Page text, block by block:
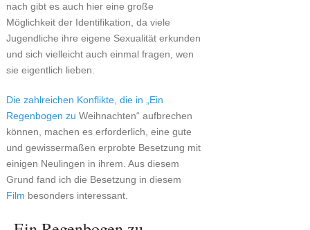
nach gibt es auch hier eine große
Möglichkeit der Identifikation, da viele
Jugendliche ihre eigene Sexualität erkunden
und sich vielleicht auch einmal fragen, wen
sie eigentlich lieben.
Die zahlreichen Konflikte, die in „Ein
Regenbogen zu Weihnachten“ aufbrechen
können, machen es erforderlich, eine gute
und gewissermaßen erprobte Besetzung mit
einigen Neulingen in ihrem. Aus diesem
Grund fand ich die Besetzung in diesem
Film besonders interessant.